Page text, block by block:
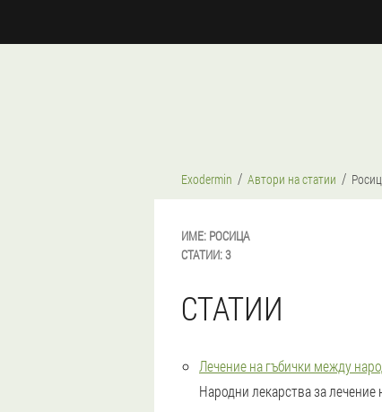
Exodermin Автори на статии
ИМЕ: РОСИЦА
СТАТИИ:3
СТАТИИ
Лечение на гъбички между
Народни лекарства за